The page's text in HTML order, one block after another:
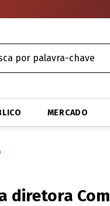
MERCADO
diretora